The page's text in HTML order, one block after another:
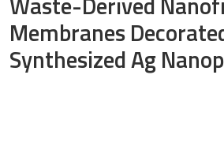
Membranes
Synthesized Ag